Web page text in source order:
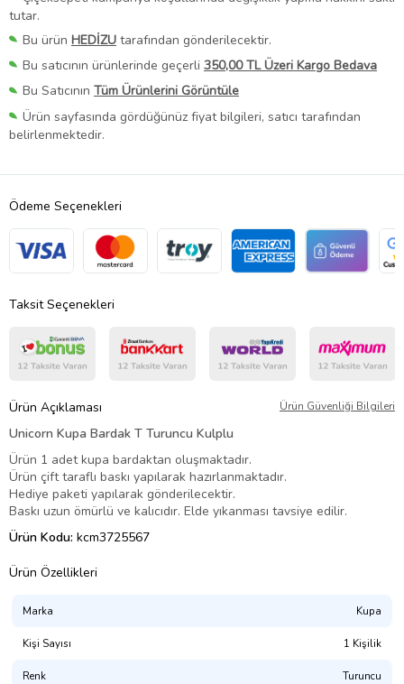
tutar.
Bu ürün HEDİZU tarafından gönderilecektir.
Bu satıcının ürünlerinde geçerli 350,00 TL Üzeri Kargo Bedava
Bu Satıcının Tüm Ürünlerini Görüntüle
Ürün sayfasında gördüğünüz fiyat bilgileri, satıcı tarafından
belirlenmektedir.
Ödeme Seçenekleri
Taksit Seçenekleri
Ürün Açıklaması Ürün Güvenliği Bilgileri
Unicorn Kupa Bardak T Turuncu Kulplu
Ürün 1 adet kupa bardaktan oluşmaktadır.
Ürün çift taraflı baskı yapılarak hazırlanmaktadır.
Hediye paketi yapılarak gönderilecektir.
Baskı uzun ömürlü ve kalıcıdır. Elde yıkanması tavsiye edilir.
Ürün Kodu: kcm3725567
Ürün Özellikleri
Marka Kupa
Kişi Sayısı 1 Kişilik
Renk Turuncu